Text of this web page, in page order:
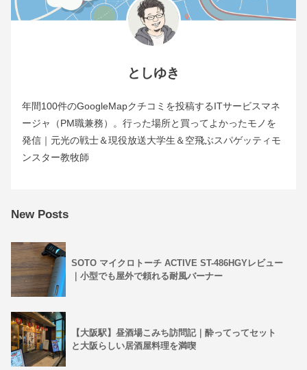
としゆき
年間100件のGoogleMapクチコミを投稿するITサービスマネ
ージャ（PM職兼務）。行った場所と買ってよかったモノを
発信｜元光の戦士＆現役放送大学生＆空飛ぶスパゲッティモ
ンスター教牧師
New Posts
SOTO マイクロトーチ ACTIVE ST-486HGYレビュー
｜小型でも屋外で頼れる耐風バーナー
【大阪駅】昼酒場こみち訪問記｜酔ってってセット
と大阪らしい居酒屋料理を満喫